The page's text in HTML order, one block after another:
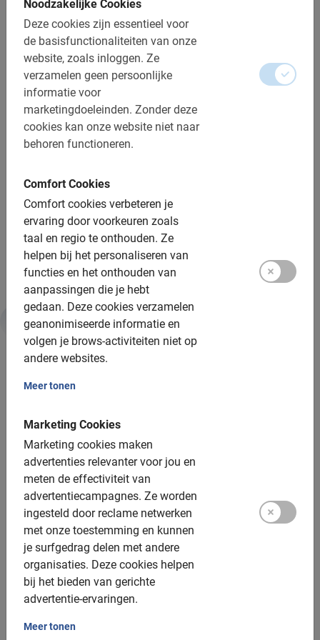
Noodzakelijke Cookies
Deze cookies zijn essentieel voor
de basisfunctionaliteiten van onze
website, zoals inloggen. Ze
verzamelen geen persoonlijke
informatie voor
marketingdoeleinden. Zonder deze
cookies kan onze website niet naar
behoren functioneren.
Comfort Cookies
Comfort cookies verbeteren je
ervaring door voorkeuren zoals
taal en regio te onthouden. Ze
helpen bij het personaliseren van
functies en het onthouden van
aanpassingen die je hebt
gedaan. Deze cookies verzamelen
geanonimiseerde informatie en
volgen je brows-activiteiten niet op
andere websites.
Meer tonen
Marketing Cookies
Marketing cookies maken
advertenties relevanter voor jou en
meten de effectiviteit van
advertentiecampagnes. Ze worden
ingesteld door reclame netwerken
met onze toestemming en kunnen
je surfgedrag delen met andere
organisaties. Deze cookies helpen
bij het bieden van gerichte
advertentie-ervaringen.
Meer tonen
Boek de Girona Fietstour nu
Deze fietstocht met gids vindt plaats in groepjes van
maximaal 8 deelnemers. Enige fietsvaardigheid en
lichaamlijke conditie is vereist, want het stadscentrum is
licht heuvelachtig. Natuurlijk past de gids het tempo aan
op het niveau van de groep, en waar nodig lopen we een
stukje. Reserveren kan veilig en snel via het
bevestiging met alle informatie en je betaalt pas op
locatie!
Maak je vakantie compleet met de Girona Fietstour van
Baja Bikes!
Informatie
Belangrijk om te weten:
Wijzigen of annuleren is gratis
Betaling is ter plaatse, contant
Bij regen mag je gratis verzetten of annuleren
Afstand: ca. 10-15 km
Toegankelijk voor alle fietsers
Inclusief: